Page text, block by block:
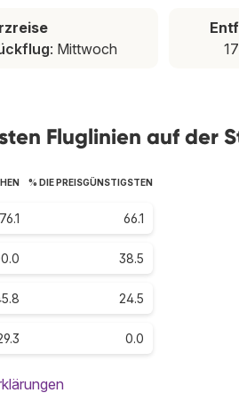
: Mittwoch
Fluglinien auf der
% DIE PREISGÜNSTIGSTEN
76.1 66.1
38.5
24.5
0.0